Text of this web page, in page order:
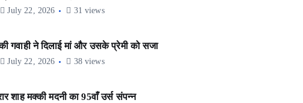
July 22, 2026 31 views
गवाही ने दिलाई मां और उसके प्रेमी को सजा
July 22, 2026 38 views
शाह मक्की मदनी का 95वाँ उर्स संपन्न